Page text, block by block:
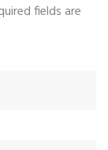
fields are